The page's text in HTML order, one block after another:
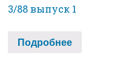
3/88 выпуск 1
Подробнее